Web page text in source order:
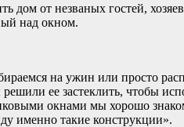
от незваных гостей,
над окном.
на ужин или просто
ее застеклить, чтобы
окнами мы хорошо
именно такие конструкции».